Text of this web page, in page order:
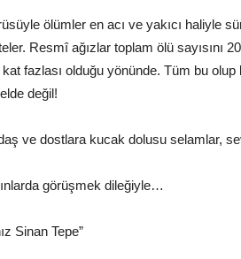
ölümler en acı ve yakıcı haliyle
Resmî ağızlar toplam ölü sayısını
fazlası olduğu yönünde. Tüm bu olup
değil!
ve dostlara kucak dolusu selamlar,
görüşmek dileğiyle…
Sinan Tepe”